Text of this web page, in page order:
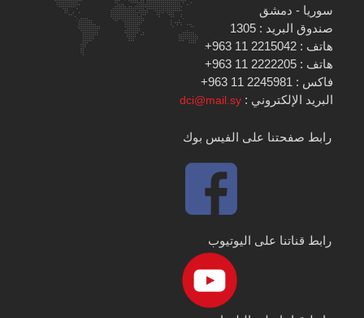
سوريا - دمشق
صندوق البريد : 1305
هاتف : 2215042 11 963+
هاتف : 2222205 11 963+
فاكس : 2245981 11 963+
البريد الإلكتروني :dci@mail.sy
رابط صفحتنا على الفيس بوك
رابط قناتنا على اليوتيوب